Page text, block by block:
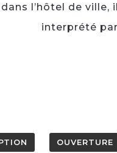
l’hôtel de ville,
interprété
OUVERTURE